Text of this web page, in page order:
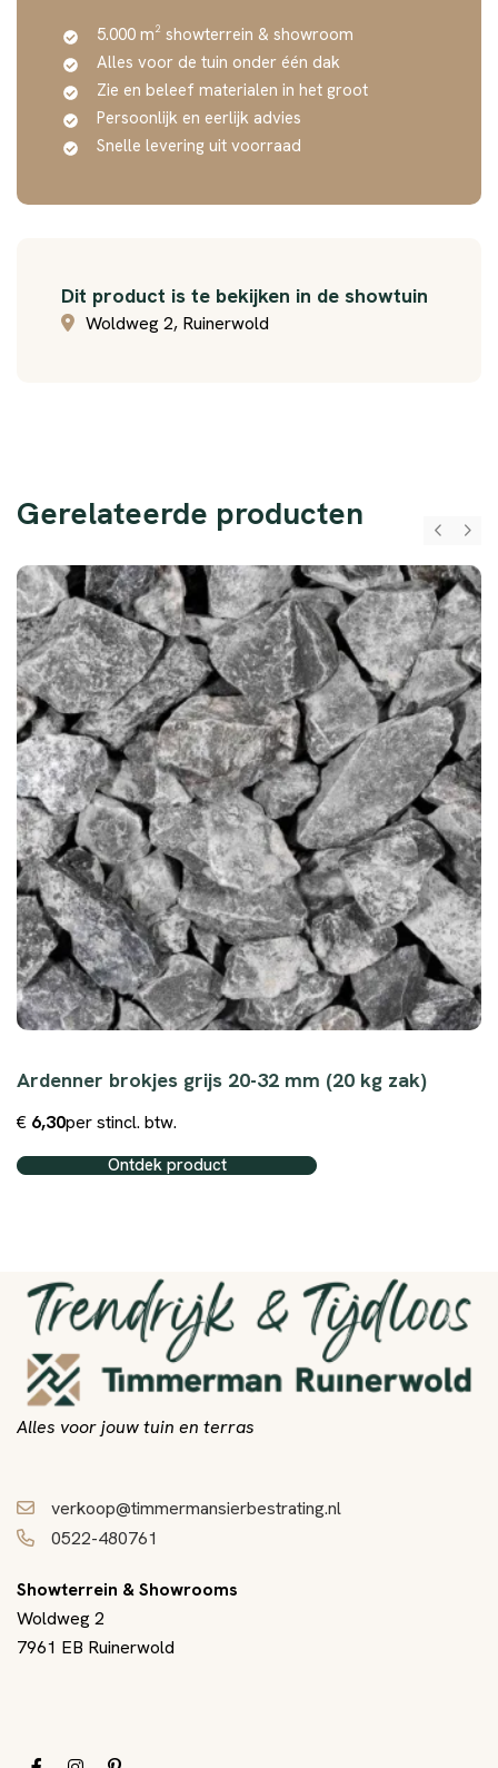
5.000 m² showterrein & showroom
Alles voor de tuin onder één dak
Zie en beleef materialen in het groot
Persoonlijk en eerlijk advies
Snelle levering uit voorraad
Dit product is te bekijken in de showtuin
Woldweg 2, Ruinerwold
Gerelateerde producten
Ardenner brokjes grijs 20-32 mm (20 kg zak)
€ 6,30per stincl. btw.
Ontdek product
Alles voor jouw tuin en terras
verkoop@timmermansierbestrating.nl
0522-480761
Showterrein & Showrooms
Woldweg 2
7961 EB Ruinerwold